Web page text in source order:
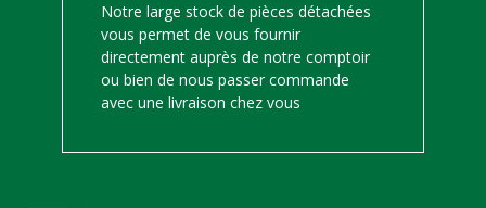
Notre large stock de pièces détachées
vous permet de vous fournir
directement auprès de notre comptoir
ou bien de nous passer commande
avec une livraison chez vous